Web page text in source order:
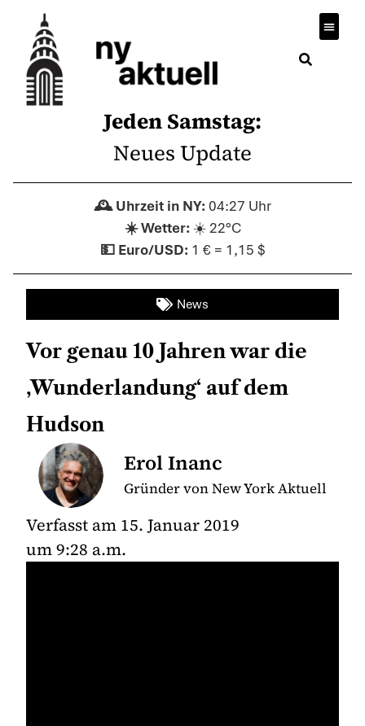
Jeden Samstag:
Neues Update
04:27 Uhr
☀️ 22°C
1 € = 1,15 $
News
Vor genau 10 Jahren war die
‚Wunderlandung‘ auf dem
Hudson
Erol Inanc
Gründer von New York Aktuell
Verfasst am 15. Januar 2019
um9:28 a.m.